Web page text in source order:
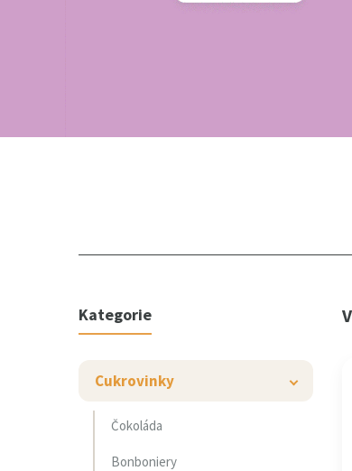
Kategorie
Cukrovinky
Čokoláda
Bonboniery